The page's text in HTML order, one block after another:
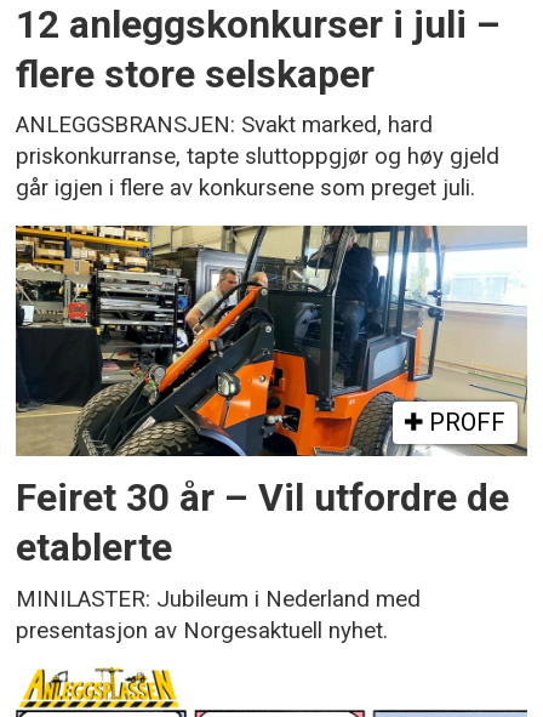
12 anleggskonkurser i juli –
flere store selskaper
ANLEGGSBRANSJEN: Svakt marked, hard
priskonkurranse, tapte sluttoppgjør og høy gjeld
går igjen i flere av konkursene som preget juli.
PROFF
Feiret 30 år – Vil utfordre de
etablerte
MINILASTER: Jubileum i Nederland med
presentasjon av Norgesaktuell nyhet.